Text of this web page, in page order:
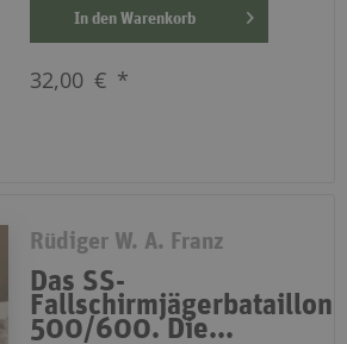
In den Warenkorb
32,00 € *
Rüdiger W. A. Franz
Das SS-
Fallschirmjägerbataillon
500/600. Die...